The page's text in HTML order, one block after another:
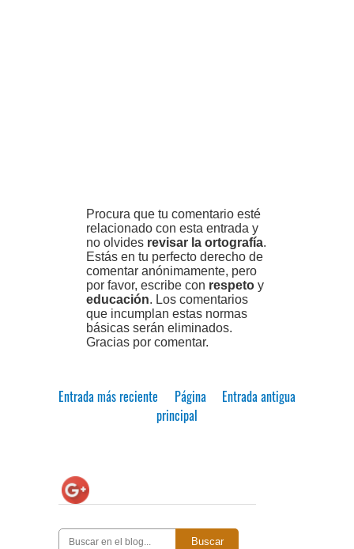
Procura que tu comentario esté
relacionado con esta entrada y
no olvides revisar la ortografía.
Estás en tu perfecto derecho de
comentar anónimamente, pero
por favor, escribe con respeto y
educación. Los comentarios
que incumplan estas normas
básicas serán eliminados.
Gracias por comentar.
Entrada más reciente Entrada antigua
Página
principal
Buscar